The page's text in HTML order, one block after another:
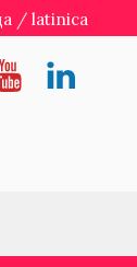
/ latinica
Linkedin